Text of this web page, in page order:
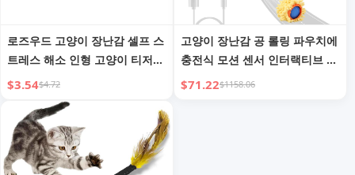
로즈우드 고양이 장난감 셀프 스
트레스 해소 인형 고양이 티저
휴대용 장치 키튼 용품 깃털 쥐
$3.54$4.72
고양이 장난감 공 롤링 파우치에
충전식 모션 센서 인터랙티브 고
양이 장난감 실내 고양이 숨바꼭
$71.22$1158.06